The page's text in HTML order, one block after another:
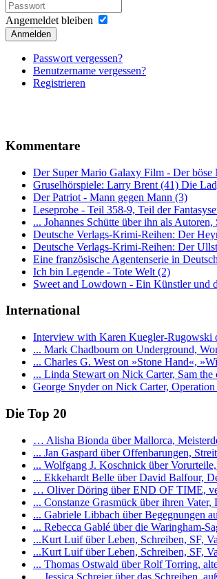
Angemeldet bleiben
Anmelden
Passwort vergessen?
Benutzername vergessen?
Registrieren
Kommentare
Der Super Mario Galaxy Film - Der böse
Gruselhörspiele: Larry Brent (41) Die
Der Patriot - Mann gegen Mann (3)
Leseprobe - Teil 358-9, Teil der
... Johannes Schütte über ihn als
Deutsche Verlags-Krimi-Reihen: Der
Deutsche Verlags-Krimi-Reihen: Der
Eine französische Agentenserie in
Ich bin Legende - Tote Welt (2)
Sweet and Lowdown - Ein Künstler und
International
Interview with Karen Kuegler-Rugowski
... Mark Chadbourn on Underground,
... Charles G. West on »Stone Hand«,
... Linda Stewart on Nick Carter, Sam the
George Snyder on Nick Carter,
Die Top 20
… Alisha Bionda über Mallorca,
... Jan Gaspard über Offenbarungen,
... Wolfgang J. Koschnick über
... Ekkehardt Belle über David Balfour,
… Oliver Döring über END OF TIME,
... Constanze Grasmück über ihren
... Gabriele Libbach über Begegnungen
... Rebecca Gablé über die Waringham-
...Kurt Luif über Leben, Schreiben, SF,
...Kurt Luif über Leben, Schreiben, SF,
... Thomas Ostwald über Rolf Torring,
... Jessica Schreier über das Schreiben,